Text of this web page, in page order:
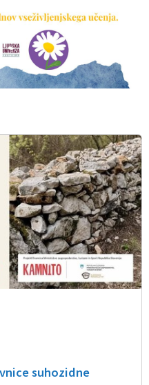
suhozidne